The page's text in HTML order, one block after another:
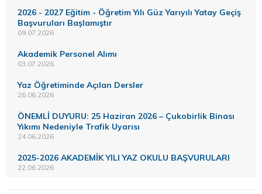
2026 - 2027 Eğitim - Öğretim Yılı Güz Yarıyılı Yatay Geçiş
Başvuruları Başlamıştır
09.07.2026
Akademik Personel Alımı
03.07.2026
Yaz Öğretiminde Açılan Dersler
26.06.2026
ÖNEMLİ DUYURU: 25 Haziran 2026 – Çukobirlik Binası
Yıkımı Nedeniyle Trafik Uyarısı
24.06.2026
2025-2026 AKADEMİK YILI YAZ OKULU BAŞVURULARI
22.06.2026